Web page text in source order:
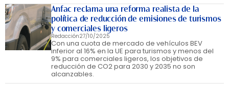
Anfac reclama una reforma realista de la
política de reducción de emisiones de turismos
y comerciales ligeros
Redacción27/10/2025
Con una cuota de mercado de vehículos BEV
inferior al 16% en la UE para turismos y menos del
9% para comerciales ligeros, los objetivos de
reducción de CO2 para 2030 y 2035 no son
alcanzables.